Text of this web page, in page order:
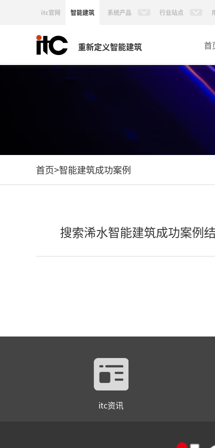
itc官网 智能建筑 系统产品 行业站点
重新定义智能建筑 首
首页>智能建筑成功案例
搜索浠水智能建筑成功案例
itc资讯